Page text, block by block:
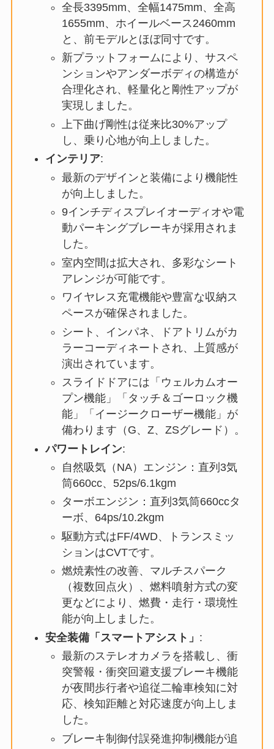
全長3395mm、全幅1475mm、全高
1655mm、ホイールベース2460mm
と、前モデルとほぼ同寸です。
新プラットフォームにより、サスペ
ンションやアンダーボディの構造が
合理化され、軽量化と剛性アップが
実現しました。
上下曲げ剛性は従来比30%アップ
し、乗り心地が向上しました。
インテリア:
最新のデザインと装備により機能性
が向上しました。
9インチディスプレイオーディオや電
動パーキングブレーキが採用されま
した。
室内空間は拡大され、多彩なシート
アレンジが可能です。
ワイヤレス充電機能や豊富な収納ス
ペースが確保されました。
シート、インパネ、ドアトリムがカ
ラーコーディネートされ、上質感が
演出されています。
スライドドアには「ウェルカムオー
プン機能」「タッチ＆ゴーロック機
能」「イージークローザー機能」が
備わります（G、Z、ZSグレード）。
パワートレイン:
自然吸気（NA）エンジン：直列3気
筒660cc、52ps/6.1kgm
ターボエンジン：直列3気筒660ccタ
ーボ、64ps/10.2kgm
駆動方式はFF/4WD、トランスミッ
ションはCVTです。
燃焼素性の改善、マルチスパーク
（複数回点火）、燃料噴射方式の変
更などにより、燃費・走行・環境性
能が向上しました。
安全装備「スマートアシスト」 :
最新のステレオカメラを搭載し、衝
突警報・衝突回避支援ブレーキ機能
が夜間歩行者や追従二輪車検知に対
応、検知距離と対応速度が向上しま
した。
ブレーキ制御付誤発進抑制機能が追